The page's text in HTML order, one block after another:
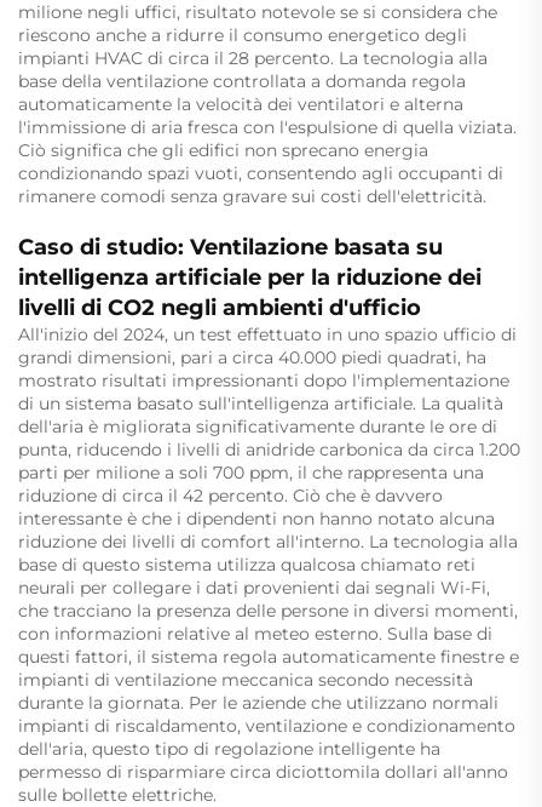
milione negli uffici, risultato notevole se si considera che
riescono anche a ridurre il consumo energetico degli
impianti HVAC di circa il 28 percento. La tecnologia alla
base della ventilazione controllata a domanda regola
automaticamente la velocità dei ventilatori e alterna
l'immissione di aria fresca con l'espulsione di quella viziata.
Ciò significa che gli edifici non sprecano energia
condizionando spazi vuoti, consentendo agli occupanti di
rimanere comodi senza gravare sui costi dell'elettricità.
Caso di studio: Ventilazione basata su
intelligenza artificiale per la riduzione dei
livelli di CO2 negli ambienti d'ufficio
All'inizio del 2024, un test effettuato in uno spazio ufficio di
grandi dimensioni, pari a circa 40.000 piedi quadrati, ha
mostrato risultati impressionanti dopo l'implementazione
di un sistema basato sull'intelligenza artificiale. La qualità
dell'aria è migliorata significativamente durante le ore di
punta, riducendo i livelli di anidride carbonica da circa 1.200
parti per milione a soli 700 ppm, il che rappresenta una
riduzione di circa il 42 percento. Ciò che è davvero
interessante è che i dipendenti non hanno notato alcuna
riduzione dei livelli di comfort all'interno. La tecnologia alla
base di questo sistema utilizza qualcosa chiamato reti
neurali per collegare i dati provenienti dai segnali Wi-Fi,
che tracciano la presenza delle persone in diversi momenti,
con informazioni relative al meteo esterno. Sulla base di
questi fattori, il sistema regola automaticamente finestre e
impianti di ventilazione meccanica secondo necessità
durante la giornata. Per le aziende che utilizzano normali
impianti di riscaldamento, ventilazione e condizionamento
dell'aria, questo tipo di regolazione intelligente ha
permesso di risparmiare circa diciottomila dollari all'anno
sulle bollette elettriche.